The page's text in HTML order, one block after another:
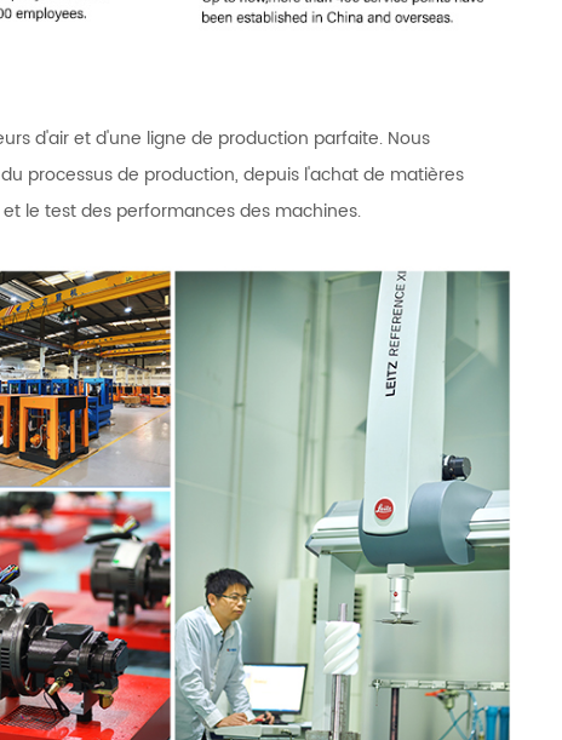
d'air et d'une ligne de production parfaite. Nous
processus de production, depuis l'achat de matières
le test des performances des machines.